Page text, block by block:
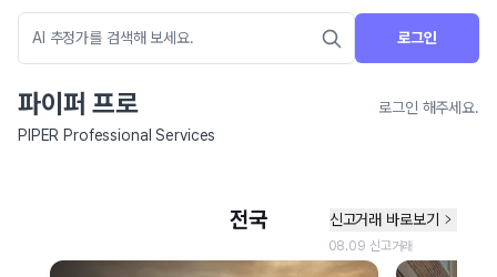
로그인
파이퍼 프로
로그인 해주세요.
PIPER Professional Services